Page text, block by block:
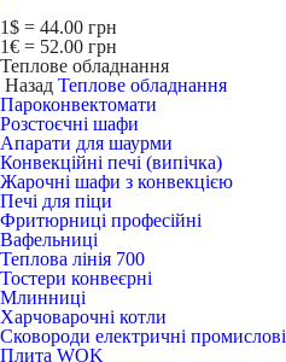
1$ = 44.00 грн
1€ = 52.00 грн
Теплове обладнання
Назад Теплове обладнання
Пароконвектомати
Розстоєчні шафи
Апарати для шаурми
Конвекційні печі (випічка)
Жарочні шафи з конвекцією
Печі для піци
Фритюрниці професійні
Вафельниці
Теплова лінія 700
Тостери конвеєрні
Млинниці
Харчоварочні котли
Сковороди електричні промислові
Плита WOK